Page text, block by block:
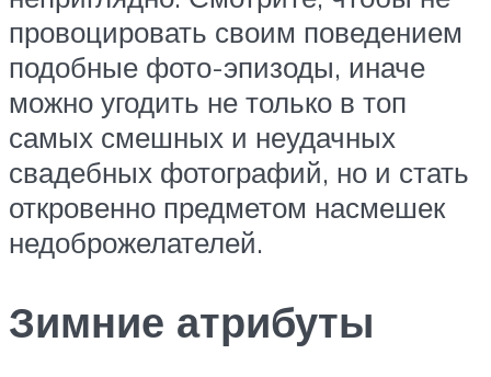
провоцировать своим поведением
подобные фото-эпизоды, иначе
можно угодить не только в топ
самых смешных и неудачных
свадебных фотографий, но и стать
откровенно предметом насмешек
недоброжелателей.
Зимние атрибуты